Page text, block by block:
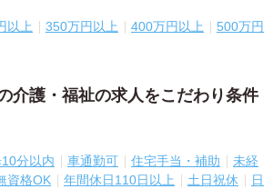
以上 350万円以上 400万円以上
500万円
介護・福祉の求人をこだわり条件
分以内 車通勤可 住宅手当・補助
未経
資格OK 年間休日110日以上 土日祝休
日